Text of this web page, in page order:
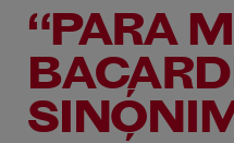
“PARA